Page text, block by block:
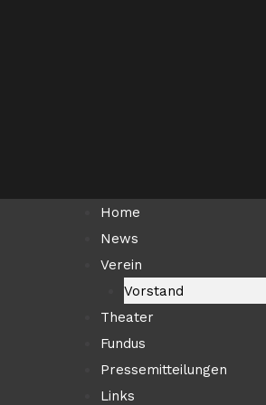
Home
News
Verein
Vorstand
Theater
Fundus
Pressemitteilungen
Links